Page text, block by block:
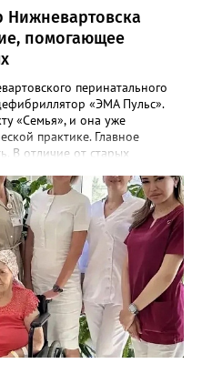
Нижневартовска
помогающее
перинатального
«ЭМА Пульс».
«Семья», и она уже
практике. Главное
В отличие от старых
и веса пациента. Это
где каждый джоуль имеет
не просто обновление
способности спасать
пояснил заведующий
Качественное
шансы для малышей,
или с тяжёлой патологией.
базы продолжается.